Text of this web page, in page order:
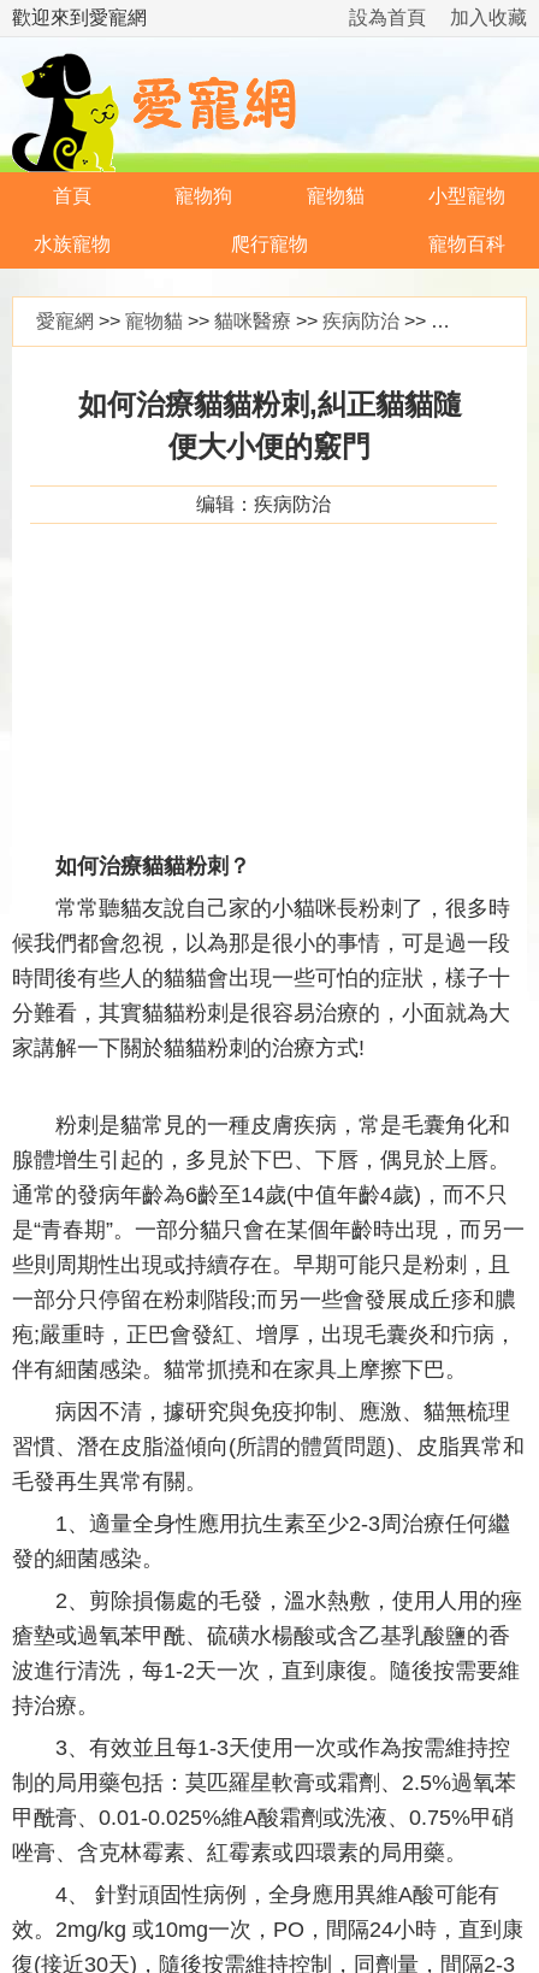
歡迎來到愛寵網 加入收藏
設為首頁
首頁 寵物狗 寵物貓 小型寵物
水族寵物 爬行寵物 寵物百科
愛寵網 >> 寵物貓 >> 貓咪醫療 >> 疾病防治 >> 如何治療貓貓粉刺,糾正貓貓隨便大小便的竅門
如何治療貓貓粉刺,糾正貓貓隨
便大小便的竅門
编辑：疾病防治
如何治療貓貓粉刺？
常常聽貓友說自己家的小貓咪長粉刺了，很多時
候我們都會忽視，以為那是很小的事情，可是過一段
時間後有些人的貓貓會出現一些可怕的症狀，樣子十
分難看，其實貓貓粉刺是很容易治療的，小面就為大
家講解一下關於貓貓粉刺的治療方式!
粉刺是貓常見的一種皮膚疾病，常是毛囊角化和
腺體增生引起的，多見於下巴、下唇，偶見於上唇。
通常的發病年齡為6齡至14歲(中值年齡4歲)，而不只
是“青春期”。一部分貓只會在某個年齡時出現，而另一
些則周期性出現或持續存在。早期可能只是粉刺，且
一部分只停留在粉刺階段;而另一些會發展成丘疹和膿
疱;嚴重時，正巴會發紅、增厚，出現毛囊炎和疖病，
伴有細菌感染。貓常抓撓和在家具上摩擦下巴。
病因不清，據研究與免疫抑制、應激、貓無梳理
習慣、潛在皮脂溢傾向(所謂的體質問題)、皮脂異常和
毛發再生異常有關。
1、適量全身性應用抗生素至少2-3周治療任何繼
發的細菌感染。
2、剪除損傷處的毛發，溫水熱敷，使用人用的痤
瘡墊或過氧苯甲酰、硫磺水楊酸或含乙基乳酸鹽的香
波進行清洗，每1-2天一次，直到康復。隨後按需要維
持治療。
3、有效並且每1-3天使用一次或作為按需維持控
制的局用藥包括：莫匹羅星軟膏或霜劑、2.5%過氧苯
甲酰膏、0.01-0.025%維A酸霜劑或洗液、0.75%甲硝
唑膏、含克林霉素、紅霉素或四環素的局用藥。
4、 針對頑固性病例，全身應用異維A酸可能有
效。2mg/kg 或10mg一次，PO，間隔24小時，直到康
復(接近30天)，隨後按需維持控制，同劑量，間隔2-3